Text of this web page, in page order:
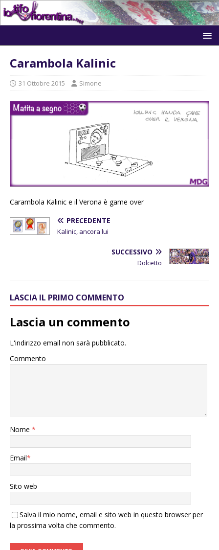
Carambola Kalinic
31 Ottobre 2015 Simone
Carambola Kalinic e il Verona è game over
PRECEDENTE
Kalinic, ancora lui
SUCCESSIVO
Dolcetto
LASCIA IL PRIMO COMMENTO
Lascia un commento
L'indirizzo email non sarà pubblicato.
Commento
Nome *
Email*
Sito web
Salva il mio nome, email e sito web in questo browser per
la prossima volta che commento.